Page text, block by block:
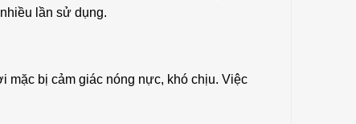
lần sử dụng.
mặc bị cảm giác nóng nực, khó chịu. Việc